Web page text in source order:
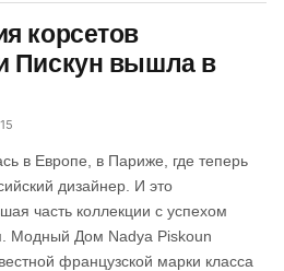
корсетов
Пискун вышла в
в Европе, в Париже, где теперь
дизайнер. И это
часть коллекции с успехом
Модный Дом Nadya Piskoun
французской марки класса